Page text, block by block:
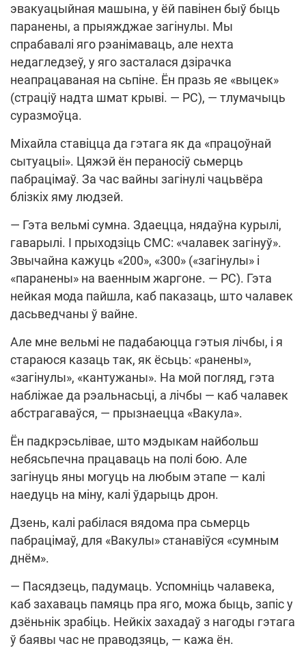
эвакуацыйная машына, у ёй павінен быў быць
паранены, а прыяжджае загінулы. Мы
спрабавалі яго рэанімаваць, але нехта
недагледзеў, у яго засталася дзірачка
неапрацаваная на сьпіне. Ён празь яе «выцек»
(страціў надта шмат крыві. — РС), — тлумачыць
суразмоўца.
Міхайла ставіцца да гэтага як да «працоўнай
сытуацыі». Цяжэй ён пераносіў сьмерць
пабрацімаў. За час вайны загінулі чацьвёра
блізкіх яму людзей.
— Гэта вельмі сумна. Здаецца, нядаўна курылі,
гаварылі. І прыходзіць СМС: «чалавек загінуў».
Звычайна кажуць «200», «300» («загінулы» і
«паранены» на ваенным жаргоне. — РС). Гэта
нейкая мода пайшла, каб паказаць, што чалавек
дасьведчаны ў вайне.
Але мне вельмі не падабаюцца гэтыя лічбы, і я
стараюся казаць так, як ёсьць: «ранены»,
«загінулы», «кантужаны». На мой погляд, гэта
набліжае да рэальнасьці, а лічбы — каб чалавек
абстрагаваўся, — прызнаецца «Вакула».
Ён падкрэсьлівае, што мэдыкам найбольш
небясьпечна працаваць на полі бою. Але
загінуць яны могуць на любым этапе — калі
наедуць на міну, калі ўдарыць дрон.
Дзень, калі рабілася вядома пра сьмерць
пабрацімаў, для «Вакулы» станавіўся «сумным
днём».
— Пасядзець, падумаць. Успомніць чалавека,
каб захаваць памяць пра яго, можа быць, запіс у
дзёньнік зрабіць. Нейкіх захадаў з нагоды гэтага
ў баявы час не праводзяць, — кажа ён.